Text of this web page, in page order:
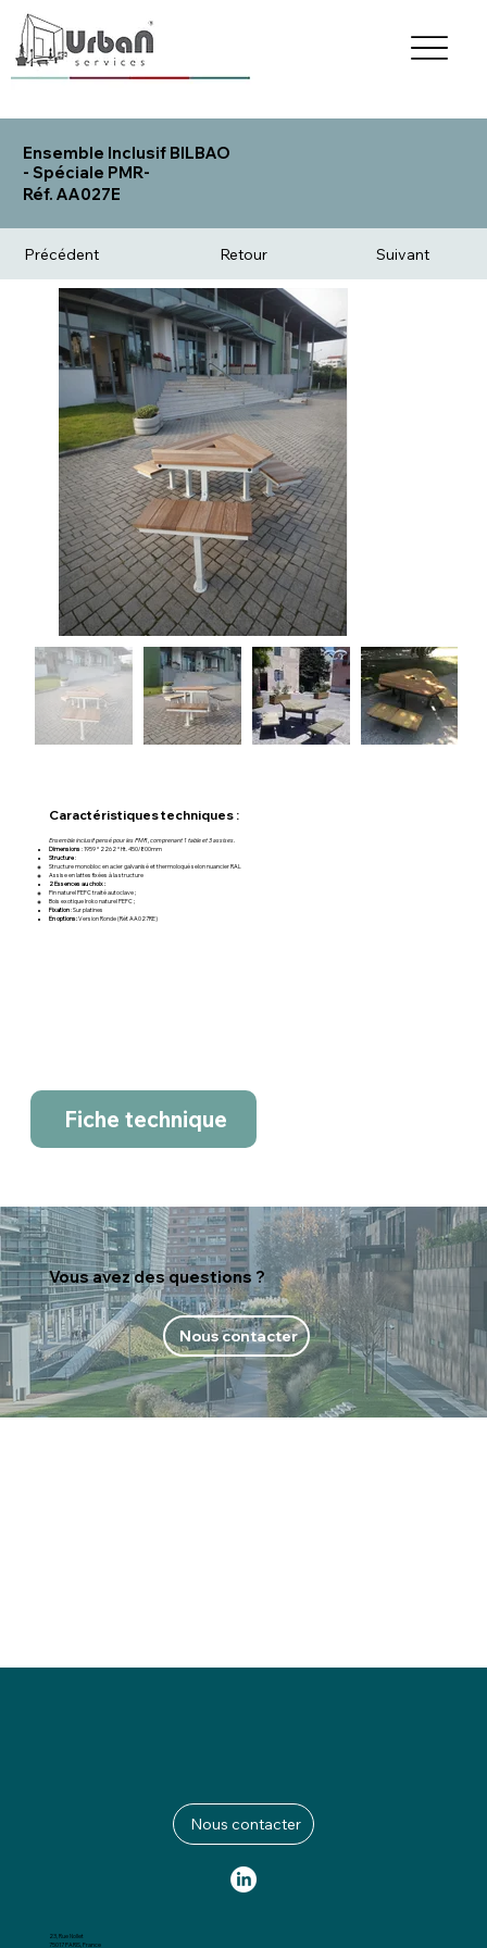
Ensemble Inclusif BILBAO
- Spéciale PMR-
Réf. AA027E
Précédent Retour Suivant
Caractéristiques techniques :
Ensemble inclusif pensé pour les PMR, comprenant 1 table et 3 assises.
Dimensions : 1959 * 2262 * Ht. 450/800mm
Structure:
Structure monobloc en acier galvanisé et thermoloqué selon nuancier RAL
Assise en lattes fixées à la structure
2 Essences au choix :
Pin naturel PEFC traité autoclave ;
Bois exotique Iroko naturel PEFC ;
Fixation: Sur platines
En options:Version Ronde (Réf. AA027RE)
Fiche technique
Vous avez des questions ?
Nous contacter
Nous contacter
23, Rue Nollet
75017 PARIS, France